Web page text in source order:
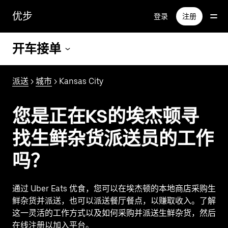
容
优步 登录 注册
开车接单
派送 > 城市 > Kansas City
您是正在KS的埃杰顿寻
找生鲜杂货派送员的工作
吗？
通过 Uber Eats 优食，您可以在埃杰顿的本地商店采购生
鲜杂货并派送，也可以派送餐厅餐点，以赚取收入。了解
这一灵活的工作方式以及如何采购并派送生鲜杂货，然后
在线注册以加入平台。